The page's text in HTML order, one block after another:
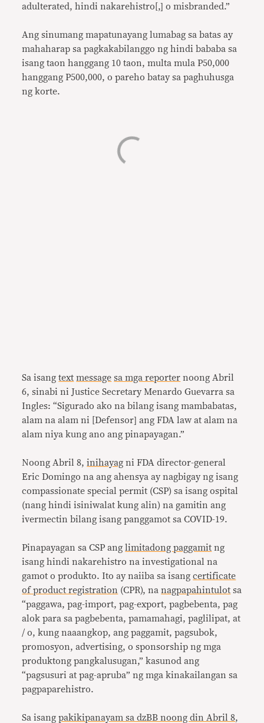
adulterated, hindi nakarehistro[,] o misbranded.”
Ang sinumang mapatunayang lumabag sa batas ay
mahaharap sa pagkakabilanggo ng hindi bababa sa
isang taon hanggang 10 taon, multa mula P50,000
hanggang P500,000, o pareho batay sa paghuhusga
ng korte.
Sa isangtext message sa mga reporter noong Abril
6, sinabi ni Justice Secretary Menardo Guevarra sa
Ingles: “Sigurado ako na bilang isang mambabatas,
alam na alam ni [Defensor] ang FDA law at alam na
alam niya kung ano ang pinapayagan.”
Noong Abril 8,inihayag ni FDA director-general
Eric Domingo na ang ahensya ay nagbigay ng isang
compassionate special permit (CSP) sa isang ospital
(nang hindi isiniwalat kung alin) na gamitin ang
ivermectin bilang isang panggamot sa COVID-19.
Pinapayagan sa CSP anglimitadong paggamit ng
isang hindi nakarehistro na investigational na
gamot o produkto. Ito ay naiiba sa isangcertificate
of product registration (CPR), nanagpapahintulot sa
“paggawa, pag-import, pag-export, pagbebenta, pag
alok para sa pagbebenta, pamamahagi, paglilipat, at
/ o, kung naaangkop, ang paggamit, pagsubok,
promosyon, advertising, o sponsorship ng mga
produktong pangkalusugan,” kasunod ang
“pagsusuri at pag-apruba” ng mga kinakailangan sa
pagpaparehistro.
Sa isangpakikipanayam sa dzBB noong din Abril 8,